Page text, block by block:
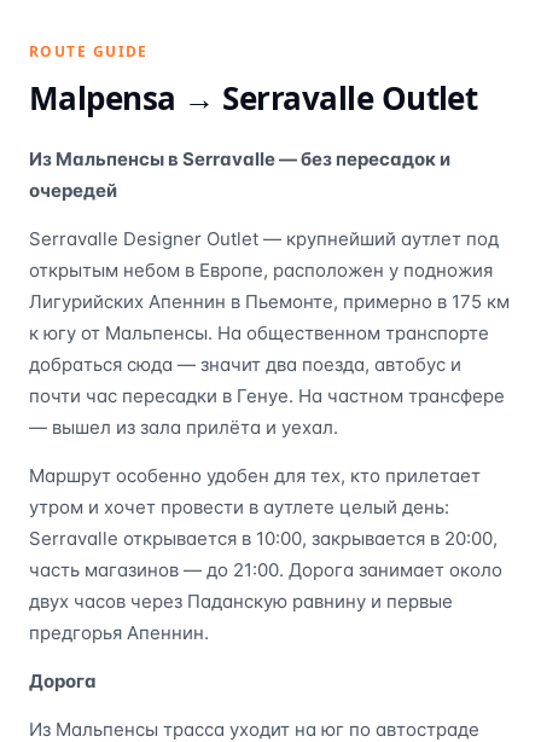
ROUTE GUIDE
Malpensa → Serravalle Outlet
Из Мальпенсы в Serravalle — без пересадок и
очередей
Serravalle Designer Outlet — крупнейший аутлет под
открытым небом в Европе, расположен у подножия
Лигурийских Апеннин в Пьемонте, примерно в 175 км
к югу от Мальпенсы. На общественном транспорте
добраться сюда — значит два поезда, автобус и
почти час пересадки в Генуе. На частном трансфере
— вышел из зала прилёта и уехал.
Маршрут особенно удобен для тех, кто прилетает
утром и хочет провести в аутлете целый день:
Serravalle открывается в 10:00, закрывается в 20:00,
часть магазинов — до 21:00. Дорога занимает около
двух часов через Паданскую равнину и первые
предгорья Апеннин.
Дорога
Из Мальпенсы трасса уходит на юг по автостраде